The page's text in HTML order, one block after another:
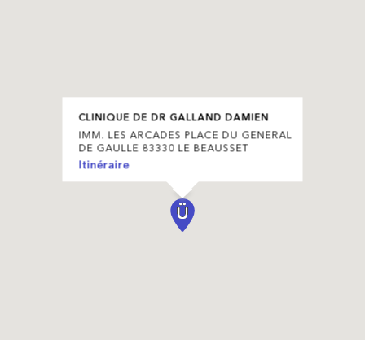
CLINIQUE DE DR GALLAND DAMIEN
IMM. LES ARCADES PLACE DU GENERAL
DE GAULLE 83330 LE BEAUSSET
Itinéraire